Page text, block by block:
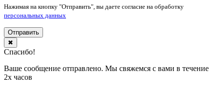
Нажимая на кнопку "Отправить", вы даете согласие на обработку
персональных данных
Отправить
✖
Спасибо!
Ваше сообщение отправлено. Мы свяжемся с вами в течение
2х часов